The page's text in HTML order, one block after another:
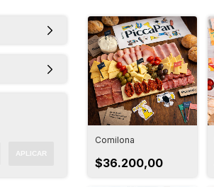
APLICAR
Comilona
$36.200,00